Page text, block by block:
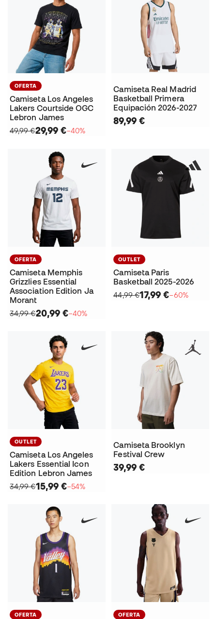
OFERTA
Camiseta Los Angeles
Lakers Courtside OGC
Lebron James
49,99 €29,99 €−40%
Camiseta Real Madrid
Basketball Primera
Equipación 2026-2027
89,99 €
OFERTA
Camiseta Memphis
Grizzlies Essential
Association Edition Ja
Morant
34,99 €20,99 €−40%
OUTLET
Camiseta Paris
Basketball 2025-2026
44,99 €17,99 €−60%
OUTLET
Camiseta Los Angeles
Lakers Essential Icon
Edition Lebron James
34,99 €15,99 €−54%
Camiseta Brooklyn
Festival Crew
39,99 €
OFERTA OFERTA